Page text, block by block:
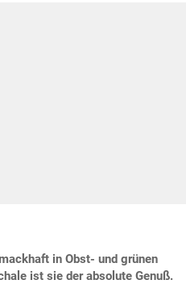
in Obst- und grünen
ist sie der absolute Genuß.